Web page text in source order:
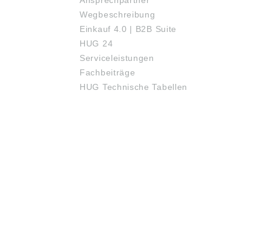
Wegbeschreibung
Einkauf 4.0 | B2B Suite
HUG 24
Serviceleistungen
Fachbeiträge
HUG Technische Tabellen